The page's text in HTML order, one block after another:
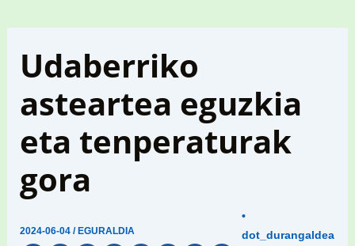
Udaberriko
asteartea eguzkia
eta tenperaturak
gora
2024-06-04/ EGURALDIA
•
dot_durangaldea